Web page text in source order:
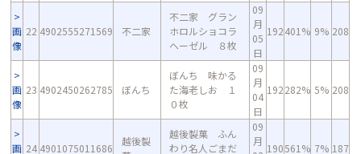
画
像
22 4902555271569 不二家
不二家 グラン
ホロルショコラ
ヘーゼル ８枚
09
月
05
日
192401% 9% 208
画
像
23 4902450262785 ぼんち
ぼんち 味かる
た海老しお １
０枚
09
月
04
日
192282% 5% 208
画 24 4901075011686
越後製
越後製菓 ふん
わり名人ごまだ
09
月
190561% 7% 187